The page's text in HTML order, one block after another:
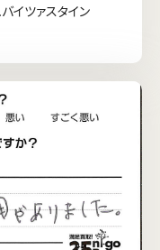
イツァスタイン